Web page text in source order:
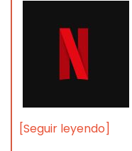
[Seguir leyendo]